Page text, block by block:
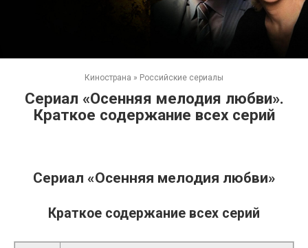
Кинострана » Российские сериалы
Сериал «Осенняя мелодия любви».
Краткое содержание всех серий
Сериал «Осенняя мелодия любви»
Краткое содержание всех серий